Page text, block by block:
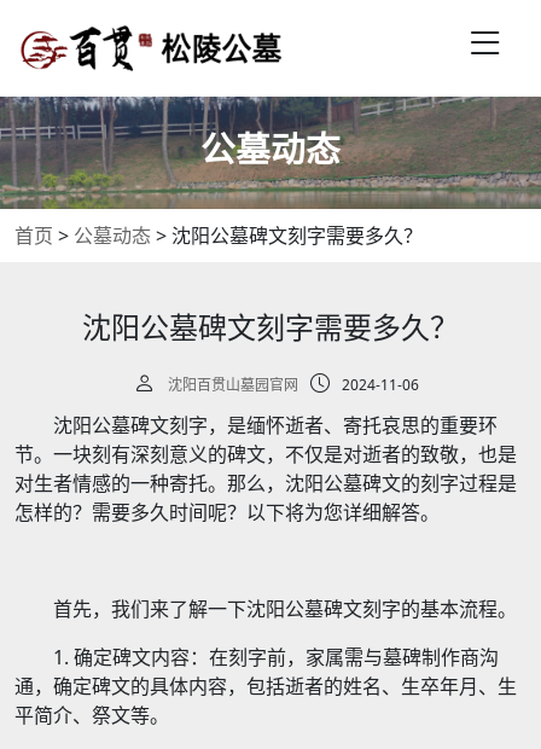
公墓动态
首页 > 公墓动态> 沈阳公墓碑文刻字需要多久？
沈阳公墓碑文刻字需要多久？
沈阳百贯山墓园官网 2024-11-06
沈阳公墓碑文刻字，是缅怀逝者、寄托哀思的重要环
节。一块刻有深刻意义的碑文，不仅是对逝者的致敬，也是
对生者情感的一种寄托。那么，沈阳公墓碑文的刻字过程是
怎样的？需要多久时间呢？以下将为您详细解答。
首先，我们来了解一下沈阳公墓碑文刻字的基本流程。
1. 确定碑文内容：在刻字前，家属需与墓碑制作商沟
通，确定碑文的具体内容，包括逝者的姓名、生卒年月、生
平简介、祭文等。